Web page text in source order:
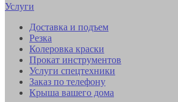
Услуги
Доставка и подъем
Резка
Колеровка краски
Прокат инструментов
Услуги спецтехники
Заказ по телефону
Крыша вашего дома